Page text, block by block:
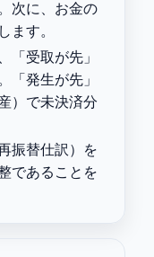
次に、お金の
ます。
「受取が先」
「発生が先」
）で未決済分
振替仕訳）を
であることを